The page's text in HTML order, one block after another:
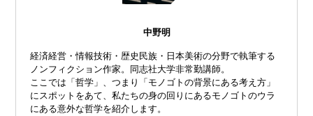
中野明
経済経営・情報技術・歴史民族・日本美術の分野で執筆する
ノンフィクション作家。同志社大学非常勤講師。
ここでは「哲学」、つまり「モノゴトの背景にある考え方」
にスポットをあて、私たちの身の回りにあるモノゴトのウラ
にある意外な哲学を紹介します。